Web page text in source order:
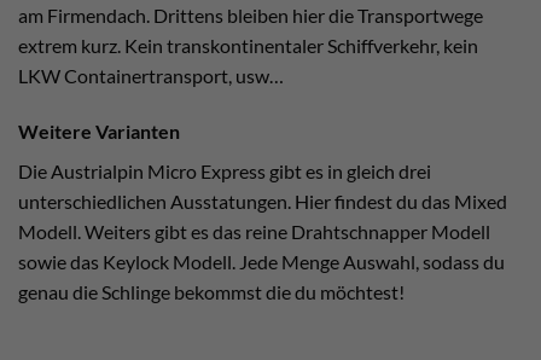
am Firmendach. Drittens bleiben hier die Transportwege
extrem kurz. Kein transkontinentaler Schiffverkehr, kein
LKW Containertransport, usw…
Weitere Varianten
Die Austrialpin Micro Express gibt es in gleich drei
unterschiedlichen Ausstatungen. Hier findest du das Mixed
Modell. Weiters gibt es das reine Drahtschnapper Modell
sowie das Keylock Modell. Jede Menge Auswahl, sodass du
genau die Schlinge bekommst die du möchtest!